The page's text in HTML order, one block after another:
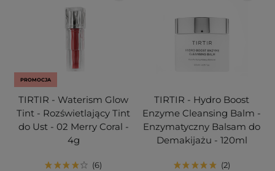
PROMOCJA
TIRTIR - Waterism Glow
Tint - Rozświetlający Tint
do Ust - 02 Merry Coral -
4g
6
TIRTIR - Hydro Boost
Enzyme Cleansing Balm -
Enzymatyczny Balsam do
Demakijażu - 120ml
2